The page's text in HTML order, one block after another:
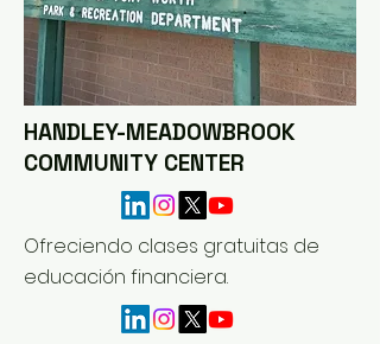
HANDLEY-MEADOWBROOK
COMMUNITY CENTER
​Ofreciendo clases gratuitas de
educación financiera.